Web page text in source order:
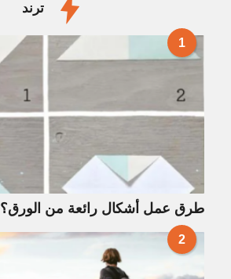
ترند
1
طرق عمل أشكال رائعة من الورق؟
2